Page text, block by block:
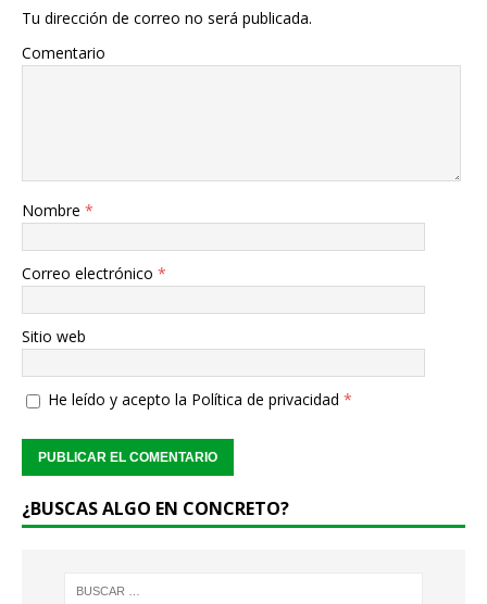
Tu dirección de correo no será publicada.
Comentario
Nombre *
Correo electrónico *
Sitio web
He leído y acepto la Política de privacidad *
¿BUSCAS ALGO EN CONCRETO?